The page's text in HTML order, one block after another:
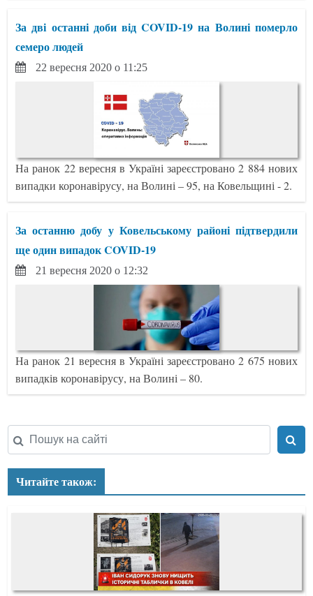
За дві останні доби від COVID-19 на Волині померло
семеро людей
22 вересня 2020 о 11:25
На ранок 22 вересня в Україні зареєстровано 2 884 нових
випадки коронавірусу, на Волині – 95, на Ковельщині - 2.
За останню добу у Ковельському районі підтвердили
ще один випадок COVID-19
21 вересня 2020 о 12:32
На ранок 21 вересня в Україні зареєстровано 2 675 нових
випадків коронавірусу, на Волині – 80.
Читайте також: